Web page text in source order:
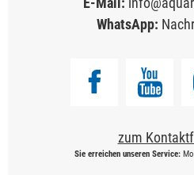
WhatsApp:
zum
Sie erreichen unseren Service: